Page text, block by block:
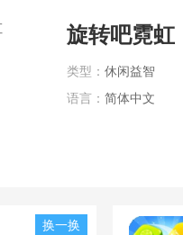
旋转吧霓虹
类型： 休闲益智
语言： 简体中文
换一换